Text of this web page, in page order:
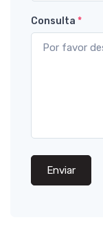
Consulta *
Enviar